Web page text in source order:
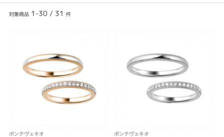
表示列数
対象商品 1-30 / 31 件
ポンテヴェキオ ポンテヴェキオ